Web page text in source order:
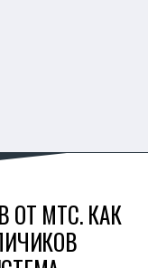
ОТ МТС. КАК